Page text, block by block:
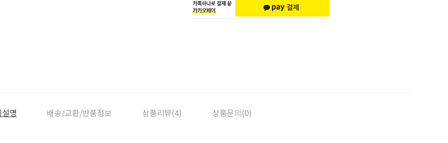
명 배송/교환/반품정보 상품리뷰(4) 상품문의(0)